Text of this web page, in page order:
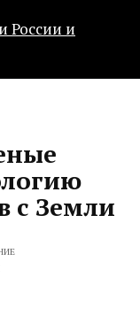
с Земли